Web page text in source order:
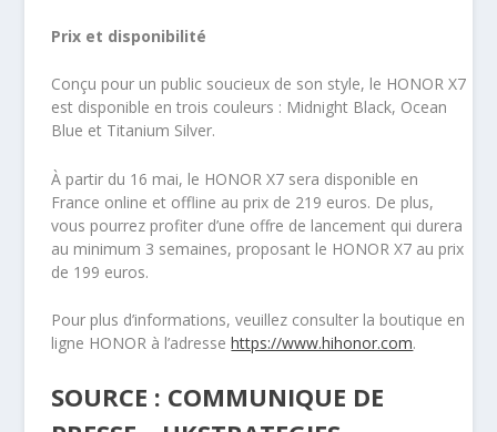
Prix et disponibilité
Conçu pour un public soucieux de son style, le HONOR X7
est disponible en trois couleurs : Midnight Black, Ocean
Blue et Titanium Silver.
À partir du 16 mai, le HONOR X7 sera disponible en
France online et offline au prix de 219 euros. De plus,
vous pourrez profiter d’une offre de lancement qui durera
au minimum 3 semaines, proposant le HONOR X7 au prix
de 199 euros.
Pour plus d’informations, veuillez consulter la boutique en
ligne HONOR à l’adressehttps://www.hihonor.com.
SOURCE : COMMUNIQUE DE